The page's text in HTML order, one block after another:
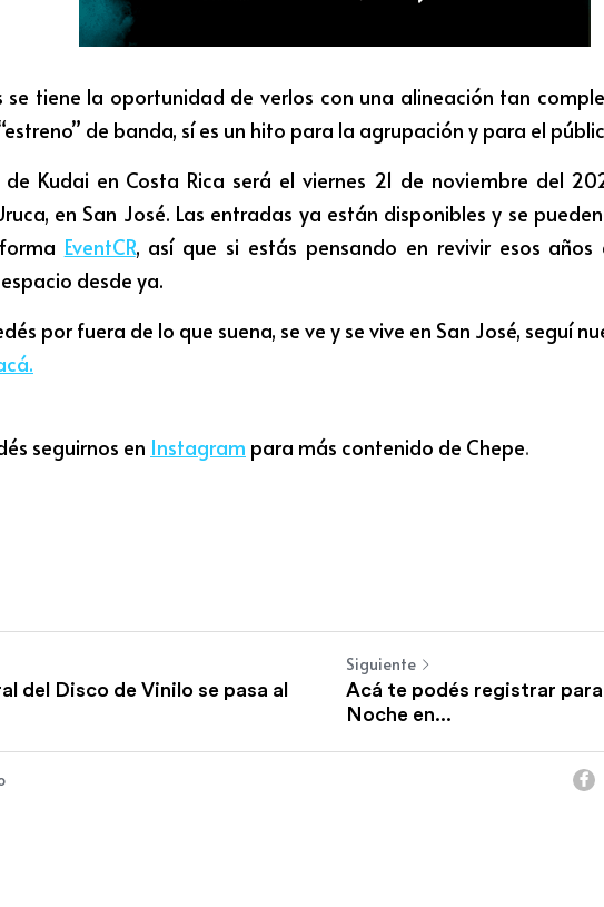
se tiene la oportunidad de verlos con una alineación tan
de banda, sí es un hito para la agrupación y para el
de Kudai en Costa Rica será el viernes 21 de noviembre del
en San José. Las entradas ya están disponibles y se
EventCR, así que si estás pensando en revivir esos años
desde ya.
por fuera de lo que suena, se ve y se vive en San José, seguí
.
seguirnos en Instagram para más contenido de Chepe.
del Disco de Vinilo se pasa al
Siguiente
Acá te podés registrar
Noche en...